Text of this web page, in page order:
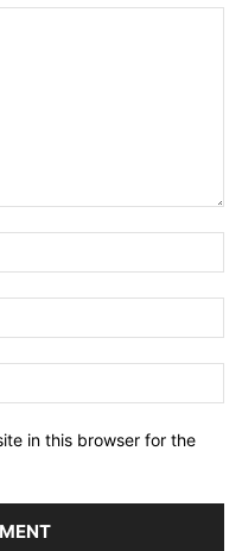
in this browser for the